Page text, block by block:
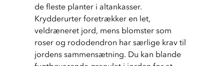
de fleste planter i altankasser.
Krydderurter foretrækker en let,
veldræneret jord, mens blomster som
roser og rododendron har særlige krav til
jordens sammensætning. Du kan blande